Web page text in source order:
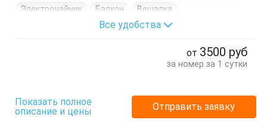
Электрочайник
Балкон
Вешалка
Двухэтажная кровать
Журнальный столик
Стулья
Все удобства
от 3500 руб
за номер за 1 сутки
Показать полное
описание и цены
Отправить заявку